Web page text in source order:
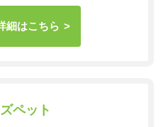
細はこちら
ペット